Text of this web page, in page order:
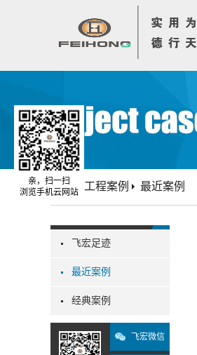
飞宏足迹
最近案例
经典案例
飞宏微信
首页 工程案例 最近案例
亲，扫一扫
浏览手机云网站